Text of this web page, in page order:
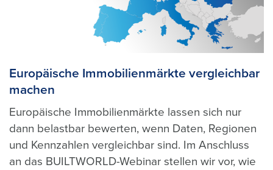
Europäische Immobilienmärkte vergleichbar
machen
Europäische Immobilienmärkte lassen sich nur
dann belastbar bewerten, wenn Daten, Regionen
und Kennzahlen vergleichbar sind. Im Anschluss
an das BUILTWORLD-Webinar stellen wir vor, wie